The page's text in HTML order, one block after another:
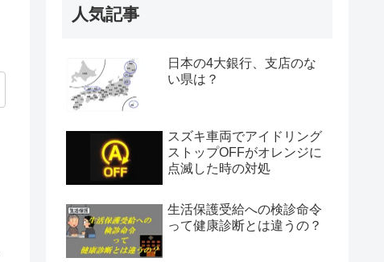
人気記事
日本の4大銀行、支店のな
い県は？
スズキ車両でアイドリング
ストップOFFがオレンジに
点滅した時の対処
生活保護受給への検診命令
って健康診断とは違うの？